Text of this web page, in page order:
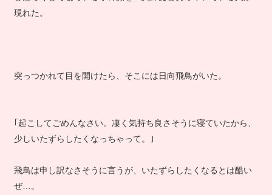
現れた。
突っつかれて目を開けたら、そこには日向飛鳥がいた。
｢起こしてごめんなさい。凄く気持ち良さそうに寝ていたから、
少しいたずらしたくなっちゃって。｣
飛鳥は申し訳なさそうに言うが、いたずらしたくなるとは酷い
ぜ…。